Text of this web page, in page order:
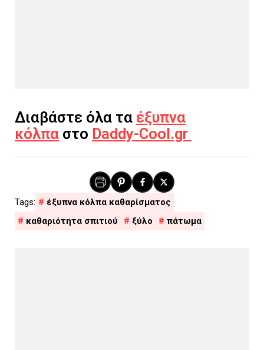
Διαβάστε όλα τα έξυπνα
κόλπα στο Daddy-Cool.gr
έξυπνα κόλπα καθαρίσματος
καθαριότητα σπιτιού
ξύλο πάτωμα